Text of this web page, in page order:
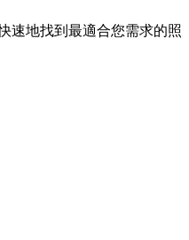
速地找到最適合您需求的照